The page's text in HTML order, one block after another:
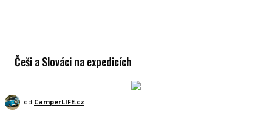
Češi a Slováci na expedicích
od CamperLIFE.cz